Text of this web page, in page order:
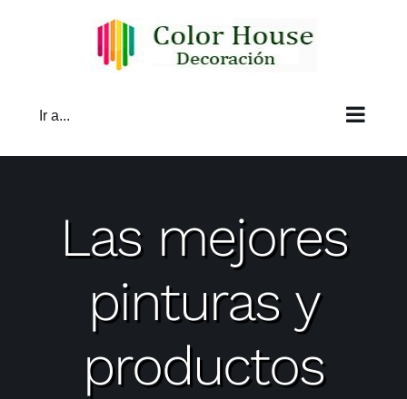
Ir a...
Las mejores
pinturas y
productos